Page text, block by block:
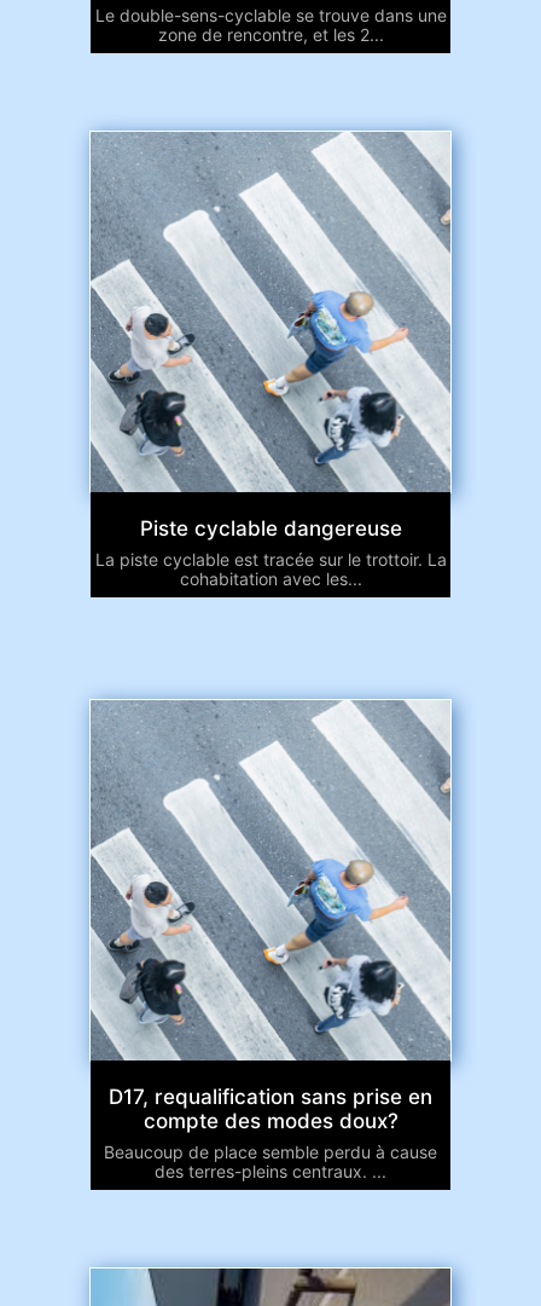
Le double-sens-cyclable se trouve dans une
zone de rencontre, et les 2...
Piste cyclable dangereuse
La piste cyclable est tracée sur le trottoir. La
cohabitation avec les...
D17, requalification sans prise en
compte des modes doux?
Beaucoup de place semble perdu à cause
des terres-pleins centraux. ...